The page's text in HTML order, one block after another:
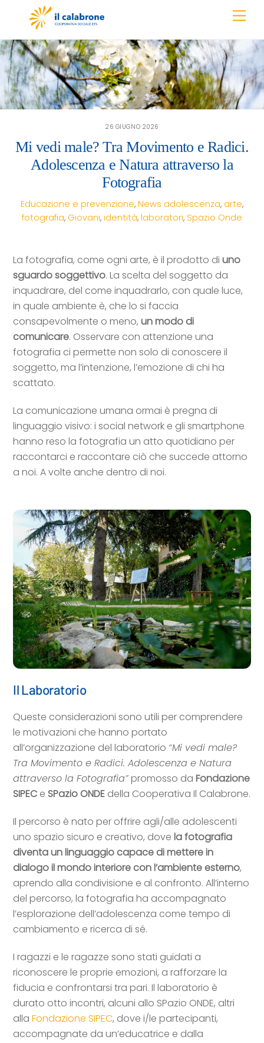
content
26 GIUGNO 2026
Mi vedi male? Tra Movimento e Radici.
Adolescenza e Natura attraverso la
Fotografia
Educazione e prevenzione, News adolescenza, arte,
fotografia, Giovani, identità, laboratori, Spazio Onde
La fotografia, come ogni arte, è il prodotto diuno
sguardo soggettivo. La scelta del soggetto da
inquadrare, del come inquadrarlo, con quale luce,
in quale ambiente è, che lo si faccia
consapevolmente o meno,un modo di
comunicare. Osservare con attenzione una
fotografia ci permette non solo di conoscere il
soggetto, ma l’intenzione, l’emozione di chi ha
scattato.
La comunicazione umana ormai è pregna di
linguaggio visivo: i social network e gli smartphone
hanno reso la fotografia un atto quotidiano per
raccontarci e raccontare ciò che succede attorno
a noi. A volte anche dentro di noi.
Il Laboratorio
Queste considerazioni sono utili per comprendere
le motivazioni che hanno portato
all’organizzazione del laboratorio “Mi vedi male?
Tra Movimento e Radici. Adolescenza e Natura
attraverso la Fotografia”promosso daFondazione
SIPEC e SPazio ONDE della Cooperativa Il Calabrone.
Il percorso è nato per offrire agli/alle adolescenti
uno spazio sicuro e creativo, dovela fotografia
diventa un linguaggio capace di mettere in
dialogo il mondo interiore con l’ambiente esterno,
aprendo alla condivisione e al confronto. All’interno
del percorso, la fotografia ha accompagnato
l’esplorazione dell’adolescenza come tempo di
cambiamento e ricerca di sé.
I ragazzi e le ragazze sono stati guidati a
riconoscere le proprie emozioni, a rafforzare la
fiducia e confrontarsi tra pari. Il laboratorio è
durato otto incontri, alcuni allo SPazio ONDE, altri
allaFondazione SIPEC, dove i/le partecipanti,
accompagnate da un’educatrice e dalla